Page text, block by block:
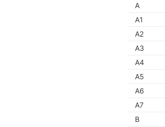
A
A1
A2
A3
A4
A5
A6
A7
B